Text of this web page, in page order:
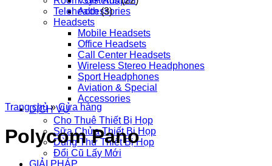
Accessories
Headsets
Mobile Headsets
Office Headsets
Call Center Headsets
Wireless Stereo Headphones
Sport Headphones
Aviation & Special
Accessories
DỊCH VỤ
Cho Thuê Thiết Bị Họp
Sữa Chửa Thiết Bị Họp
Dùng Thử Thiết Bị Họp
Đổi Cũ Lấy Mới
GIẢI PHÁP
Telehealth (3)
Trang chủ » Cửa hàng
Polycom Pano